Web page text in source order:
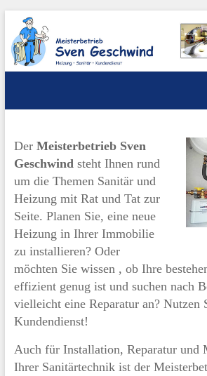
Skip
content
Sanitär
Der Meisterbetrieb Sven
Geschwind steht Ihnen rund
um die Themen Sanitär und
Heizung mit Rat und Tat zur
Seite. Planen Sie, eine neue
Heizung in Ihrer Immobilie
zu installieren? Oder
möchten Sie wissen , ob Ihre
effizient genug ist und suchen nach
vielleicht eine Reparatur an? Nutzen
Kundendienst!
Auch für Installation, Reparatur und
Ihrer Sanitärtechnik ist der